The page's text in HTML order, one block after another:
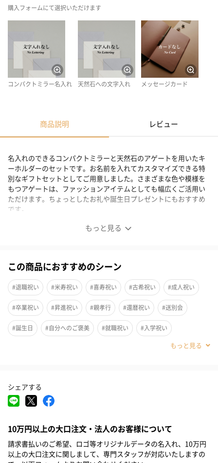
購入フォームにて選択いただけます
コンパクトミラー名入れ 天然石への文字入れ メッセージカード
商品説明 レビュー
もっと見る
名入れのできるコンパクトミラーと天然石のアゲートを用いたキ
ーホルダーのセットです。お名前を入れてカスタマイズできる特
別なギフトセットとしてご用意しました。さまざまな色や模様を
もつアゲートは、ファッションアイテムとしても幅広くご活用い
ただけます。ちょっとしたお礼や誕生日プレゼントにもおすすめ
です。
名入れコンパクトミラー&キーホルダーのセット
名入れコンパクトミラーと天然石のアゲートを用いたキーホルダ
ーのセットです。
お名前を入れてカスタマイズできる特別なギフトセットとしてご
用意しました。さまざまな色や模様をもつアゲートは、挙式グッ
ズのみならず、ファッションアイテムとしても幅広くご活用いた
だけます。ちょっとしたお礼や誕生日プレゼントにもぴったりで
す。
文字入れ可能です！
お名前を入れてカスタマイズできるアイテム。カリグラフィーで
ひとつとして同じものはないので、特別感のあるギフトとして大
変喜ばれます。
この商品におすすめのシーン
#退職祝い #米寿祝い #喜寿祝い #古希祝い #成人祝い
#卒業祝い #昇進祝い #親孝行 #還暦祝い #送別会
#誕生日 #自分へのご褒美 #就職祝い #入学祝い
#母の日
#姪 #娘
#祖母 #母親
#20代前半 #20代後半 #30代 #40代 #50代
#70代 #80代 #90代
シェアする
10万円以上の大口注文・法人のお客様について
請求書払いのご希望、ロゴ等オリジナルデータの名入れ、10万円
以上の大口注文に関しまして、専門スタッフが対応いたしますの